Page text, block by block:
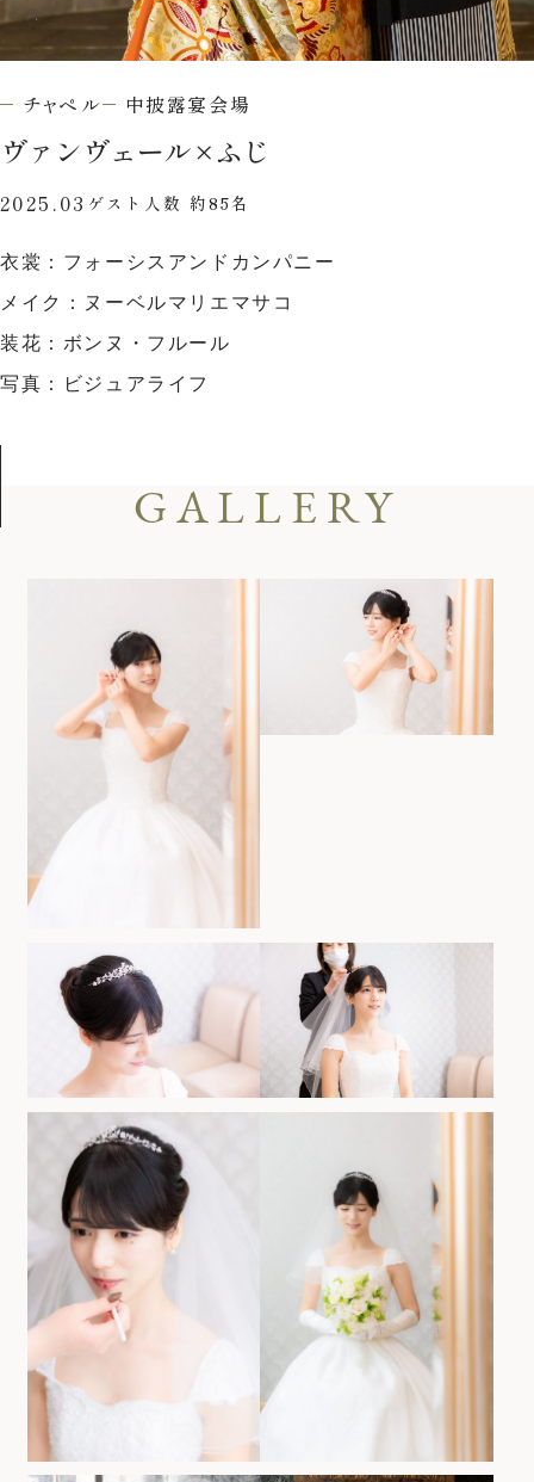
ご成約者様へ
お問合せ ・ 資料請求
ホテル椿山荘東京
03-3943-0417
営業時間 11:00〜18:00（土日祝 10:00〜19:00）
火曜日（祝除く）
〒112-8680 東京都文京区関口2-10-8
ホテルサイト
チャペル 中披露宴会場
ヴァンヴェール×ふじ
2025.03 ゲスト人数 約85名
衣裳：フォーシスアンドカンパニー
メイク：ヌーベルマリエマサコ
装花：ボンヌ・フルール
写真：ビジュアライフ
GALLERY